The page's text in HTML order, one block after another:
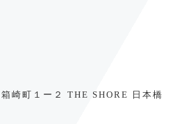
崎町１ー２ THE SHORE 日本橋